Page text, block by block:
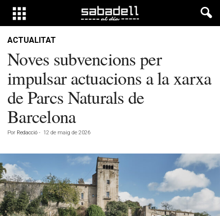
ACTUALITAT
Noves subvencions per
impulsar actuacions a la xarxa
de Parcs Naturals de
Barcelona
Por Redacció - 12 de maig de 2026